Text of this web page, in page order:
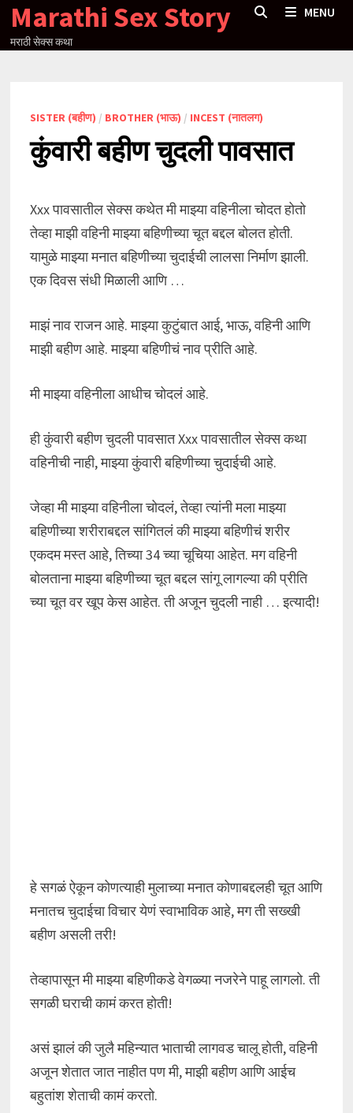
Skip
content
Marathi Sex Story
मराठी सेक्स कथा
MENU
SISTER (बहीण) / BROTHER (भाऊ) / INCEST (नातलग)
कुंवारी बहीण चुदली पावसात
Xxx पावसातील सेक्स कथेत मी माझ्या वहिनीला चोदत होतो
तेव्हा माझी वहिनी माझ्या बहिणीच्या चूत बद्दल बोलत होती.
यामुळे माझ्या मनात बहिणीच्या चुदाईची लालसा निर्माण झाली.
एक दिवस संधी मिळाली आणि …
माझं नाव राजन आहे. माझ्या कुटुंबात आई, भाऊ, वहिनी आणि
माझी बहीण आहे. माझ्या बहिणीचं नाव प्रीति आहे.
मी माझ्या वहिनीला आधीच चोदलं आहे.
ही कुंवारी बहीण चुदली पावसात Xxx पावसातील सेक्स कथा
वहिनीची नाही, माझ्या कुंवारी बहिणीच्या चुदाईची आहे.
जेव्हा मी माझ्या वहिनीला चोदलं, तेव्हा त्यांनी मला माझ्या
बहिणीच्या शरीराबद्दल सांगितलं की माझ्या बहिणीचं शरीर
एकदम मस्त आहे, तिच्या 34 च्या चूचिया आहेत. मग वहिनी
बोलताना माझ्या बहिणीच्या चूत बद्दल सांगू लागल्या की प्रीति
च्या चूत वर खूप केस आहेत. ती अजून चुदली नाही … इत्यादी!
हे सगळं ऐकून कोणत्याही मुलाच्या मनात कोणाबद्दलही चूत आणि
मनातच चुदाईचा विचार येणं स्वाभाविक आहे, मग ती सख्खी
बहीण असली तरी!
तेव्हापासून मी माझ्या बहिणीकडे वेगळ्या नजरेने पाहू लागलो. ती
सगळी घराची कामं करत होती!
असं झालं की जुलै महिन्यात भाताची लागवड चालू होती, वहिनी
अजून शेतात जात नाहीत पण मी, माझी बहीण आणि आईच
बहुतांश शेताची कामं करतो.